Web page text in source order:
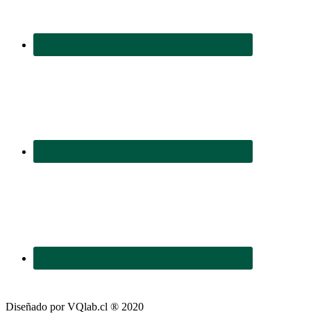
Diseñado por VQlab.cl ® 2020